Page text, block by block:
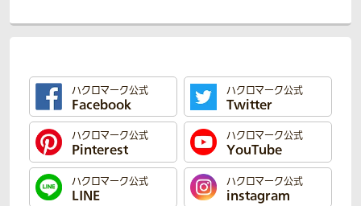
ハクロマーク公式
Facebook
ハクロマーク公式
Twitter
ハクロマーク公式
Pinterest
ハクロマーク公式
YouTube
ハクロマーク公式
LINE
ハクロマーク公式
instagram